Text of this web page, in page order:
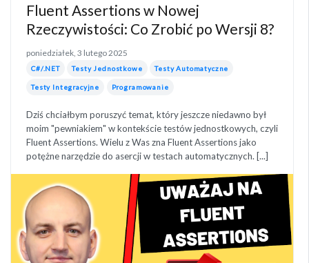
Fluent Assertions w Nowej
Rzeczywistości: Co Zrobić po Wersji 8?
poniedziałek, 3 lutego 2025
C#/.NET Testy Jednostkowe Testy Automatyczne
Testy Integracyjne Programowanie
Dziś chciałbym poruszyć temat, który jeszcze niedawno był
moim "pewniakiem" w kontekście testów jednostkowych, czyli
Fluent Assertions. Wielu z Was zna Fluent Assertions jako
potężne narzędzie do asercji w testach automatycznych. [...]